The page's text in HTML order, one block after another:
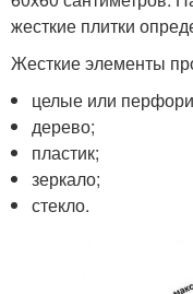
жесткие плитки
Жесткие элементы
целые или
дерево;
пластик;
зеркало;
стекло.